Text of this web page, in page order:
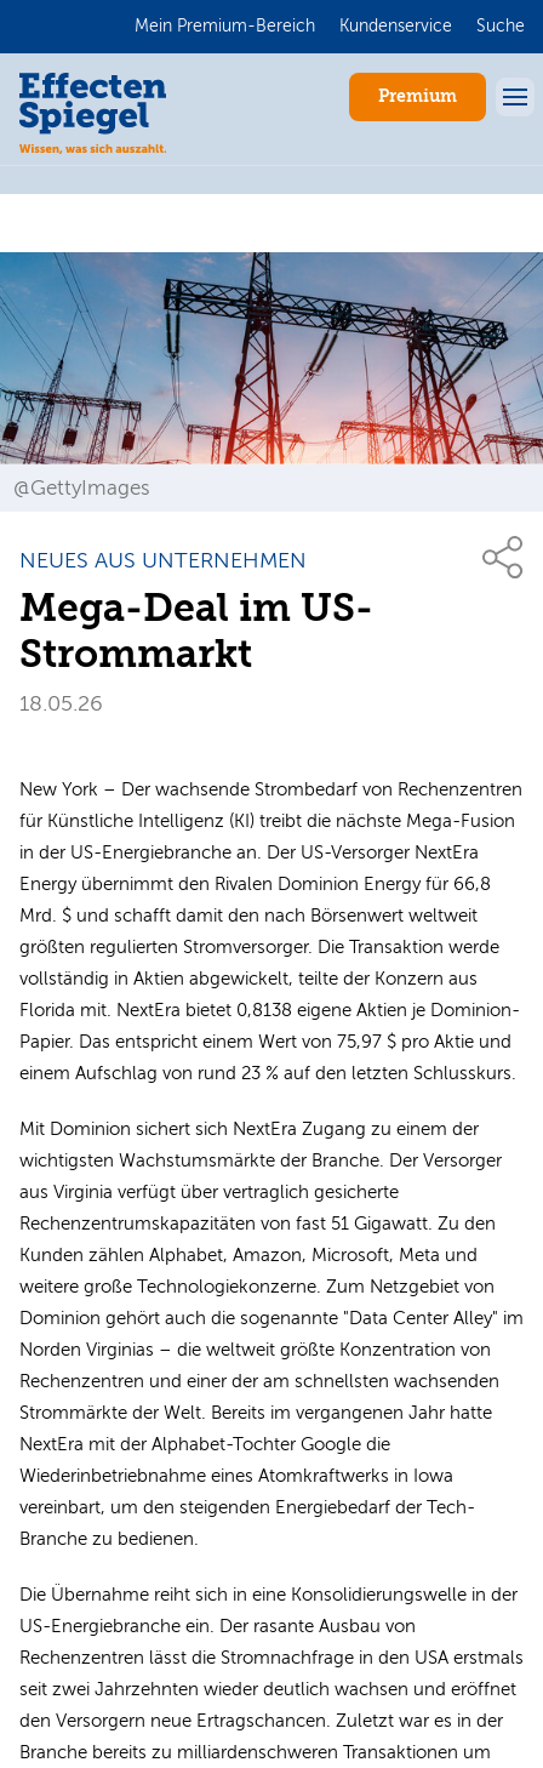
Mein Premium-Bereich Kundenservice Suche
Premium
@GettyImages
NEUES AUS UNTERNEHMEN
Mega-Deal im US-
Strommarkt
18.05.26
New York – Der wachsende Strombedarf von Rechenzentren
für Künstliche Intelligenz (KI) treibt die nächste Mega-Fusion
in der US-Energiebranche an. Der US-Versorger NextEra
Energy übernimmt den Rivalen Dominion Energy für 66,8
Mrd. $ und schafft damit den nach Börsenwert weltweit
größten regulierten Stromversorger. Die Transaktion werde
vollständig in Aktien abgewickelt, teilte der Konzern aus
Florida mit. NextEra bietet 0,8138 eigene Aktien je Dominion-
Papier. Das entspricht einem Wert von 75,97 $ pro Aktie und
einem Aufschlag von rund 23 % auf den letzten Schlusskurs.
Mit Dominion sichert sich NextEra Zugang zu einem der
wichtigsten Wachstumsmärkte der Branche. Der Versorger
aus Virginia verfügt über vertraglich gesicherte
Rechenzentrumskapazitäten von fast 51 Gigawatt. Zu den
Kunden zählen Alphabet, Amazon, Microsoft, Meta und
weitere große Technologiekonzerne. Zum Netzgebiet von
Dominion gehört auch die sogenannte "Data Center Alley" im
Norden Virginias – die weltweit größte Konzentration von
Rechenzentren und einer der am schnellsten wachsenden
Strommärkte der Welt. Bereits im vergangenen Jahr hatte
NextEra mit der Alphabet-Tochter Google die
Wiederinbetriebnahme eines Atomkraftwerks in Iowa
vereinbart, um den steigenden Energiebedarf der Tech-
Branche zu bedienen.
Die Übernahme reiht sich in eine Konsolidierungswelle in der
US-Energiebranche ein. Der rasante Ausbau von
Rechenzentren lässt die Stromnachfrage in den USA erstmals
seit zwei Jahrzehnten wieder deutlich wachsen und eröffnet
den Versorgern neue Ertragschancen. Zuletzt war es in der
Branche bereits zu milliardenschweren Transaktionen um
Anmelden